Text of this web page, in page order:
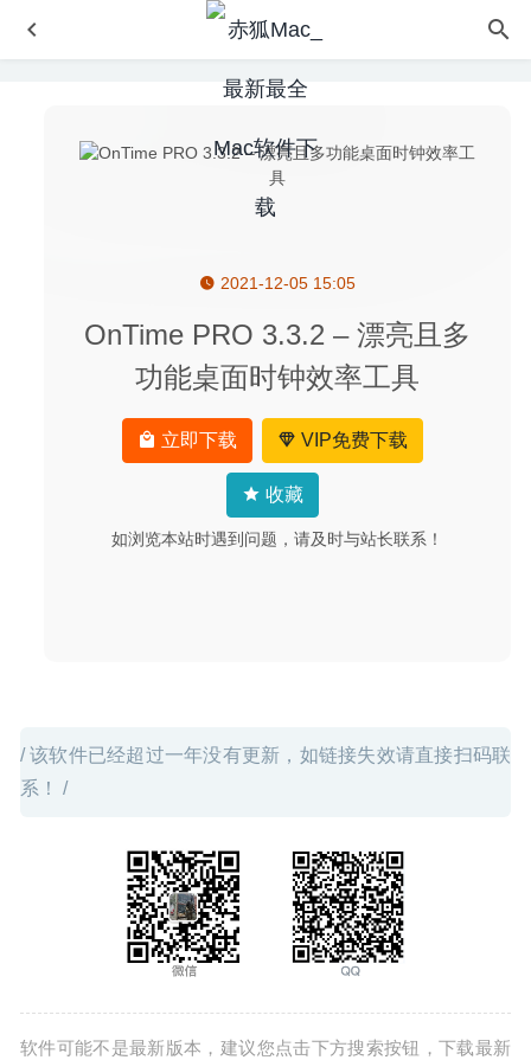
2021-12-05 15:05
OnTime PRO 3.3.2 – 漂亮且多
功能桌面时钟效率工具
立即下载 VIP免费下载
收藏
如浏览本站时遇到问题，请及时与站长联系！
/ 该软件已经超过一年没有更新，如链接失效请直接扫码联
系！ /
软件可能不是最新版本，建议您点击下方搜索按钮，下载最新
Image Crop 1.4 – 将图片按比例批量进行裁剪的工具
ImageRanger Pro Edition 1.7.2.1534 – 图片管理软件
DaisyDisk 4.11 中文版-可视化磁盘清理工具 2020-08-28
Wondershare DVD Creator 6.1.1.7 – 功能强大且实用的万
Valentina Studio Pro 10.4.6 – 专业的多数据库管理软件
2020-06-21